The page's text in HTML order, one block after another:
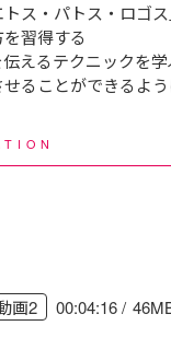
ス・パトス・ロゴス
習得する
えるテクニックを学
ることができるよう
画2 00:04:16